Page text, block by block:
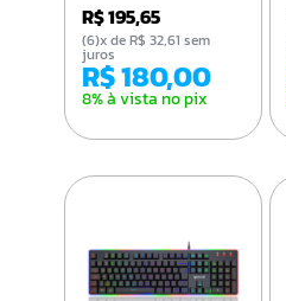
R$ 195,65
R$ 180,00
8% à vista no pix
(6)x de R$ 32,61 sem
juros